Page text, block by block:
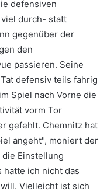
defensiven
durch- statt
gegenüber der
den
passieren. Seine
defensiv teils fahrig
Spiel nach Vorne die
vorm Tor
gefehlt. Chemnitz hat
angeht", moniert der
Einstellung
ich nicht das
Vielleicht ist sich